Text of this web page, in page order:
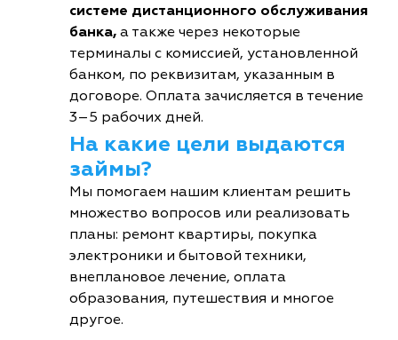
системе дистанционного обслуживания
банка, а также через некоторые
терминалы с комиссией, установленной
банком, по реквизитам, указанным в
договоре. Оплата зачисляется в течение
3–5 рабочих дней.
На какие цели выдаются
займы?
Мы помогаем нашим клиентам решить
множество вопросов или реализовать
планы: ремонт квартиры, покупка
электроники и бытовой техники,
внеплановое лечение, оплата
образования, путешествия и многое
другое.